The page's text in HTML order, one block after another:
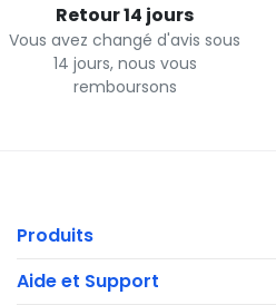
Retour 14 jours
Vous avez changé d'avis sous
14 jours, nous vous
remboursons
Produits
Aide et Support